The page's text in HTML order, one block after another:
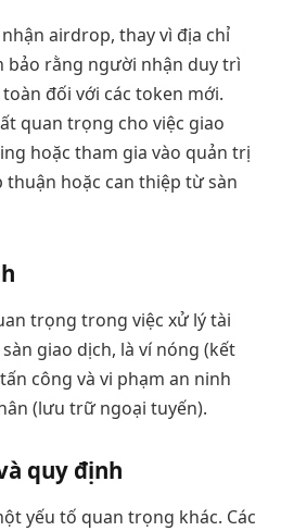
airdrop, thay vì địa chỉ
bảo rằng người nhận duy trì
đối với các token mới.
quan trọng cho việc giao
hoặc tham gia vào quản trị
thuận hoặc can thiệp từ sàn
trọng trong việc xử lý tài
giao dịch, là ví nóng (kết
công và vi phạm an ninh
(lưu trữ ngoại tuyến).
quy định
yếu tố quan trọng khác. Các